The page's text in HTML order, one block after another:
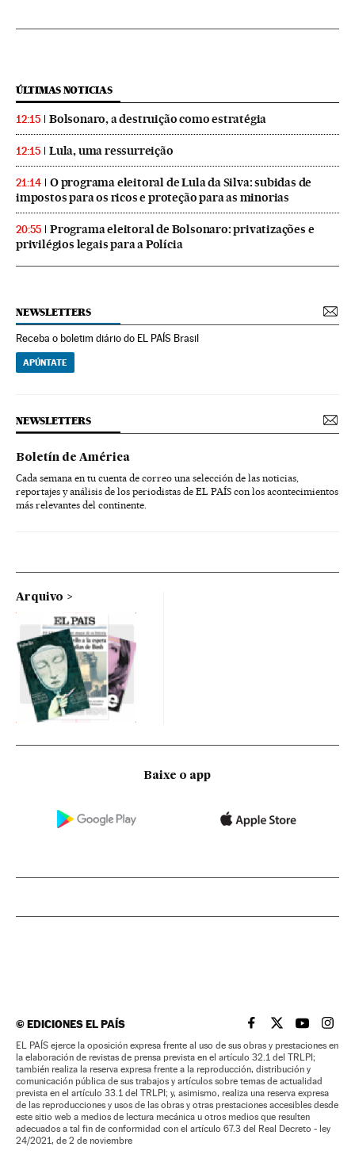
ÚLTIMAS NOTICIAS
12:15 Bolsonaro, a destruição como estratégia
12:15 Lula, uma ressurreição
21:14
O programa eleitoral de Lula da Silva: subidas de
impostos para os ricos e proteção para as minorias
20:55
Programa eleitoral de Bolsonaro: privatizações e
privilégios legais para a Polícia
NEWSLETTERS
Receba o boletim diário do EL PAÍS Brasil
APÚNTATE
NEWSLETTERS
Boletín de América
Cada semana en tu cuenta de correo una selección de las noticias,
reportajes y análisis de los periodistas de EL PAÍS con los acontecimientos
más relevantes del continente.
Arquivo
Baixe o app
©EDICIONES EL PAÍS EL PAÍS BRASIL EN
EL PAÍSEL PAÍS
EL
EL PAÍS ejerce la oposición expresa frente al uso de sus obras y prestaciones en
la elaboración de revistas de prensa prevista en el artículo 32.1 del TRLPI;
también realiza la reserva expresa frente a la reproducción, distribución y
comunicación pública de sus trabajos y artículos sobre temas de actualidad
prevista en el artículo 33.1 del TRLPI; y, asimismo, realiza una reserva expresa
de las reproducciones y usos de las obras y otras prestaciones accesibles desde
este sitio web a medios de lectura mecánica u otros medios que resulten
adecuados a tal fin de conformidad con el artículo 67.3 del Real Decreto - ley
24/2021, de 2 de noviembre